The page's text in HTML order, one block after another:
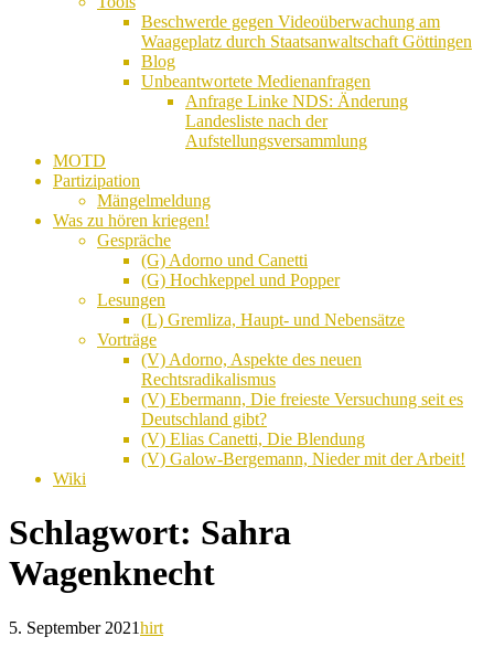
Beschwerde gegen Videoüberwachung am
Waageplatz durch Staatsanwaltschaft Göttingen
Blog
Unbeantwortete Medienanfragen
Anfrage Linke NDS: Änderung
Landesliste nach der
Aufstellungsversammlung
MOTD
Partizipation
Mängelmeldung
Was zu hören kriegen!
Gespräche
(G) Adorno und Canetti
(G) Hochkeppel und Popper
Lesungen
(L) Gremliza, Haupt- und Nebensätze
Vorträge
(V) Adorno, Aspekte des neuen
Rechtsradikalismus
(V) Ebermann, Die freieste Versuchung seit es
Deutschland gibt?
(V) Elias Canetti, Die Blendung
(V) Galow-Bergemann, Nieder mit der Arbeit!
Wiki
Schlagwort: Sahra
Wagenknecht
5. September 2021hirt